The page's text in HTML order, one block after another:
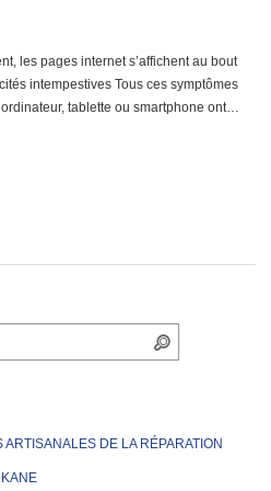
les pages internet s’affichent au bout
intempestives Tous ces symptômes
tablette ou smartphone ont
souvent la questions: « Quel est […]
DE LA RÉPARATION